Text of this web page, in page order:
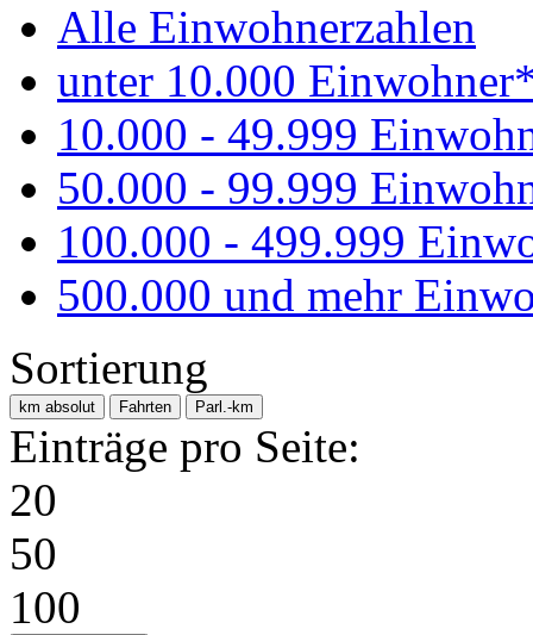
Alle Einwohnerzahlen
unter 10.000
10.000 - 49.999
50.000 - 99.999
100.000 - 499.999
500.000 und mehr
Sortierung
km absolut Fahrten Parl.-km
Einträge pro Seite:
20
50
100